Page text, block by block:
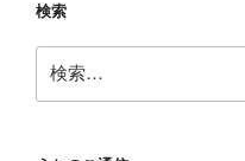
検索
索: